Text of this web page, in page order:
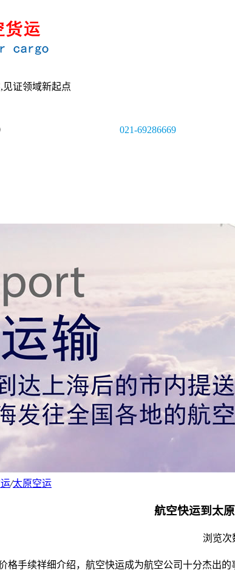
见证领域新起点
021-69286669
/太原空运
航空快运到太
浏览次
格手续祥细介绍，航空快运成为航空公司十分杰出的